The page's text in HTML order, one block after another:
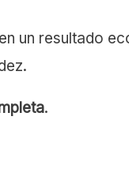
un resultado
.